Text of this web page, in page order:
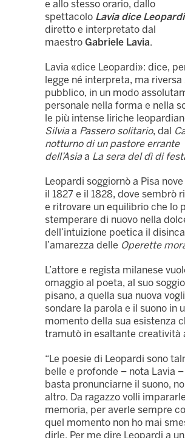
e allo stesso orario, dallo
spettacolo Lavia dice Leopardi
diretto e interpretato dal
maestro Gabriele Lavia.
Lavia «dice Leopardi»: dice,
legge né interpreta, ma riversa
pubblico, in un modo
personale nella forma e nella
le più intense liriche
Silviaa Passero solitario, dal
notturno di un pastore errante
dell’Asiaa La sera del dì di
Leopardi soggiornò a Pisa
il 1827 e il 1828, dove sembrò
e ritrovare un equilibrio che lo
stemperare di nuovo nella
dell’intuizione poetica il
l’amarezza delle Operette
L’attore e regista milanese
omaggio al poeta, al suo
pisano, a quella sua nuova
sondare la parola e il suono in
momento della sua esistenza
tramutò in esaltante creatività
“Le poesie di Leopardi sono
belle e profonde – nota Lavia
basta pronunciarne il suono,
altro. Da ragazzo volli
memoria, per averle sempre
quel momento non ho mai
dirle. Per me dire Leopardi a